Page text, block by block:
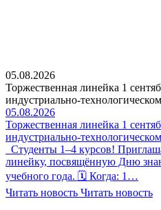
05.08.2026
Торжественная линейка 1
индустриально-
05.08.2026
Торжественная линейка 1
индустриально-
Студенты 1–4 курсов!
линейку, посвящённую Дню
учебного года. 🗓 Когда: 1…
Читать новость Читать новость